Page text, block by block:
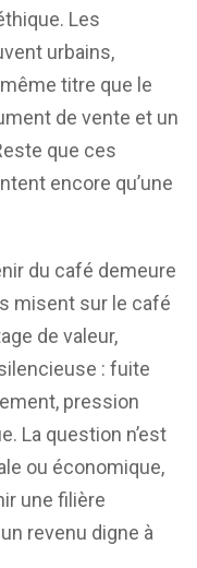
Les
urbains,
titre que le
de vente et un
que ces
encore qu’une
du café demeure
misent sur le café
de valeur,
: fuite
pression
La question n’est
ou économique,
une filière
revenu digne à